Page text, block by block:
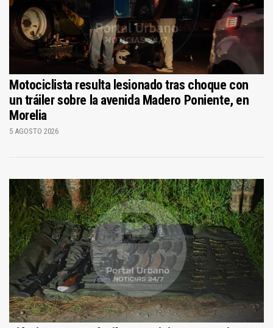
Motociclista resulta lesionado tras choque con
un tráiler sobre la avenida Madero Poniente, en
Morelia
5 AGOSTO 2026